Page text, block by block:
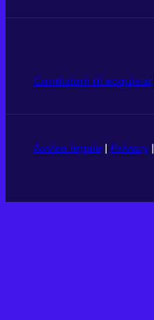
Condizioni di acquisto
Avviso legale | Privacy|